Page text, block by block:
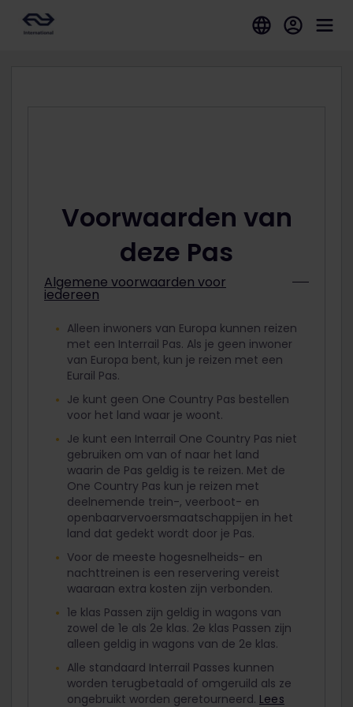
Voorwaarden van
deze Pas
Algemene voorwaarden voor
iedereen
Alleen inwoners van Europa kunnen reizen
met een Interrail Pas. Als je geen inwoner
van Europa bent, kun je reizen met een
Eurail Pas.
Je kunt geen One Country Pas bestellen
voor het land waar je woont.
Je kunt een Interrail One Country Pas niet
gebruiken om van of naar het land
waarin de Pas geldig is te reizen. Met de
One Country Pas kun je reizen met
deelnemende trein-, veerboot- en
openbaarvervoersmaatschappijen in het
land dat gedekt wordt door je Pas.
Voor de meeste hogesnelheids- en
nachttreinen is een reservering vereist
waaraan extra kosten zijn verbonden.
1e klas Passen zijn geldig in wagons van
zowel de 1e als 2e klas. 2e klas Passen zijn
alleen geldig in wagons van de 2e klas.
Alle standaard Interrail Passes kunnen
worden terugbetaald of omgeruild als ze
ongebruikt worden geretourneerd. Lees